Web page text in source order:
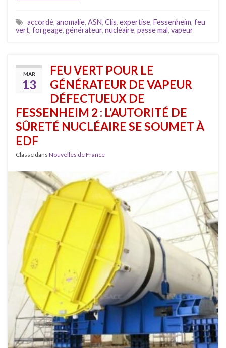
accordé, anomalie, ASN, Clis, expertise, Fessenheim, feu
vert, forgeage, générateur, nucléaire, passe mal, vapeur
MAR
13
FEU VERT POUR LE
GÉNÉRATEUR DE VAPEUR
DÉFECTUEUX DE
FESSENHEIM 2 : L’AUTORITÉ DE
SÛRETÉ NUCLÉAIRE SE SOUMET À
EDF
Classé dans Nouvelles de France